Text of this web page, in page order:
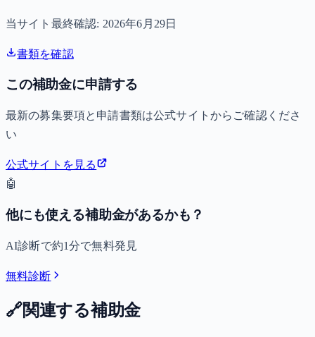
当サイト最終確認: 2026年6月29日
書類を確認
この補助金に申請する
最新の募集要項と申請書類は公式サイトからご確認くださ
い
公式サイトを見る
🤖
他にも使える補助金があるかも？
AI診断で約1分で無料発見
無料診断
🔗関連する補助金